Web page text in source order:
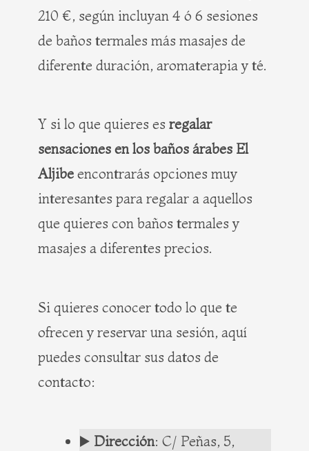
210 €, según incluyan 4 ó 6 sesiones
de baños termales más masajes de
diferente duración, aromaterapia y té.
Y si lo que quieres es regalar
sensaciones en los baños árabes El
Aljibe encontrarás opciones muy
interesantes para regalar a aquellos
que quieres con baños termales y
masajes a diferentes precios.
Si quieres conocer todo lo que te
ofrecen y reservar una sesión, aquí
puedes consultar sus datos de
contacto:
▶️ Dirección: C/ Peñas, 5,